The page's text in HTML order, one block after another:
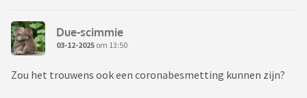
Due-scimmie
03-12-2025 om 13:50
Zou het trouwens ook een coronabesmetting kunnen zijn?